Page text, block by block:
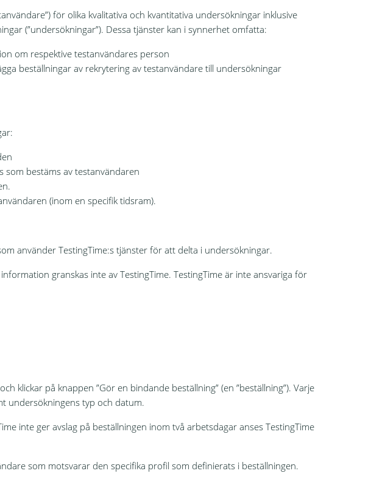
för olika kvalitativa och kvantitativa undersökningar inklusive
(”undersökningar”). Dessa tjänster kan i synnerhet omfatta:
om respektive testanvändares person
beställningar av rekrytering av testanvändare till undersökningar
som bestäms av testanvändaren
(inom en specifik tidsram).
använder TestingTime:s tjänster för att delta i undersökningar.
granskas inte av TestingTime. TestingTime är inte ansvariga för
klickar på knappen ”Gör en bindande beställning” (en ”beställning”). Varje
undersökningens typ och datum.
inte ger avslag på beställningen inom två arbetsdagar anses TestingTime
som motsvarar den specifika profil som definierats i beställningen.